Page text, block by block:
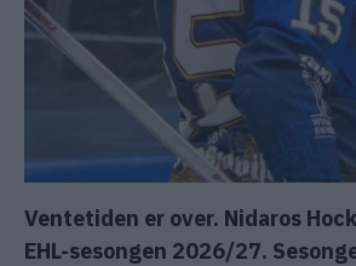
Ventetiden er over. Nidaros
EHL-sesongen 2026/27.